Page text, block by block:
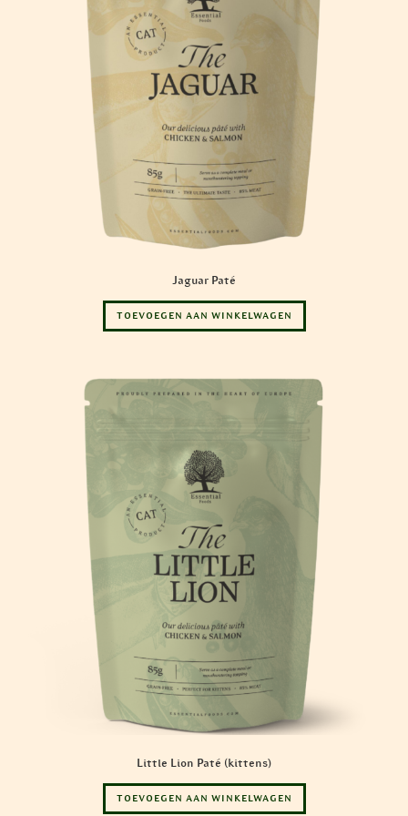
Jaguar Paté
TOEVOEGEN AAN WINKELWAGEN
Little Lion Paté (kittens)
TOEVOEGEN AAN WINKELWAGEN